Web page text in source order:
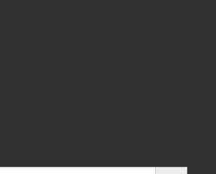
SEARCH